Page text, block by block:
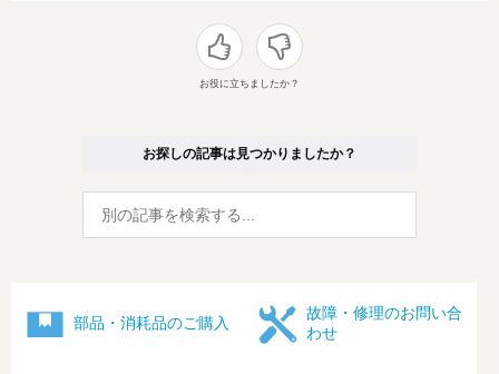
お役に立ちましたか？
お探しの記事は見つかりましたか？
部品・消耗品のご購入
故障・修理のお問い合
わせ